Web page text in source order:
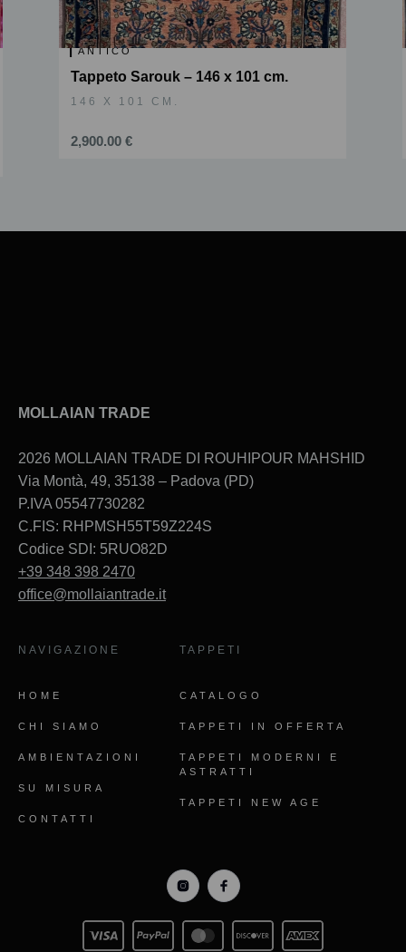
ANTICO
Tappeto Sarouk – 146 x 101 cm.
146 X 101 CM.
2,900.00 €
MOLLAIAN TRADE
2026 MOLLAIAN TRADE DI ROUHIPOUR MAHSHID
Via Montà, 49, 35138 – Padova (PD)
P.IVA 05547730282
C.FIS: RHPMSH55T59Z224S
Codice SDI: 5RUO82D
+39 348 398 2470
office@mollaiantrade.it
NAVIGAZIONE
HOME
CHI SIAMO
AMBIENTAZIONI
SU MISURA
CONTATTI
TAPPETI
CATALOGO
TAPPETI IN OFFERTA
TAPPETI MODERNI E
ASTRATTI
TAPPETI NEW AGE